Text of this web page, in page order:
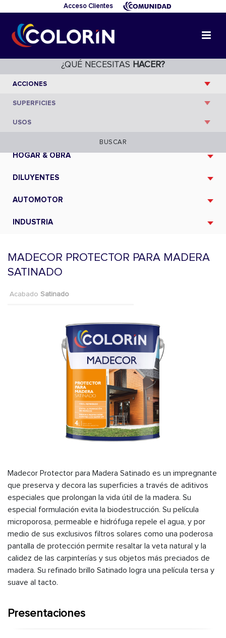
Acceso Clientes
¿QUÉ NECESITAS HACER?
BUSCAR
HOGAR & OBRA
DILUYENTES
AUTOMOTOR
INDUSTRIA
MADECOR PROTECTOR PARA MADERA
SATINADO
Acabado Satinado
Madecor Protector para Madera Satinado es un impregnante
que preserva y decora las superficies a través de aditivos
especiales que prolongan la vida útil de la madera. Su
especial formulación evita la biodestrucción. Su película
microporosa, permeable e hidrófuga repele el agua, y por
medio de sus exclusivos filtros solares como una poderosa
pantalla de protección permite resaltar la veta natural y la
calidez de las carpinterías y sus objetos más preciados de
madera. Su refinado brillo Satinado logra una película tersa y
suave al tacto.
Presentaciones